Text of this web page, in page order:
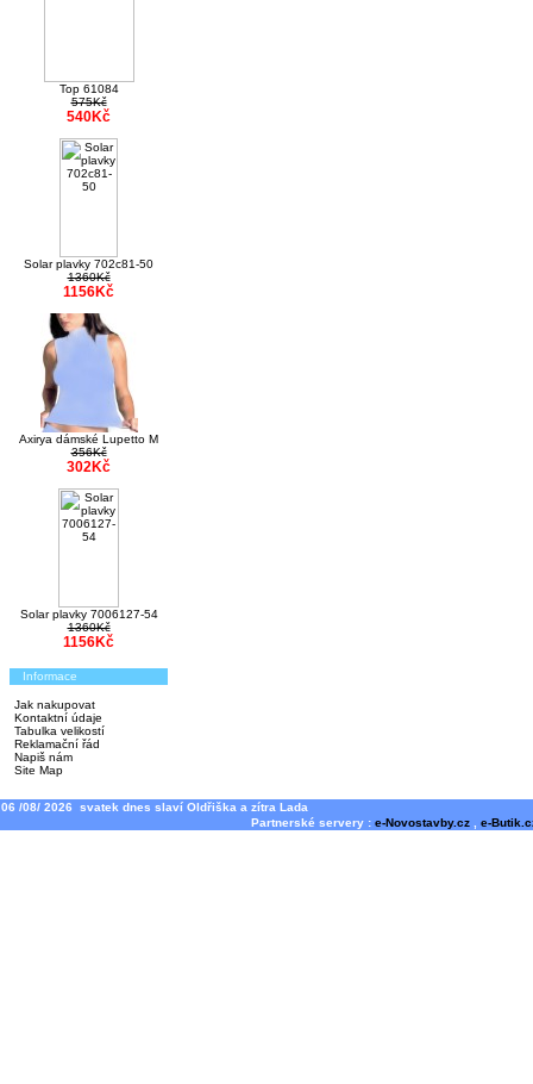
Top 61084
575Kč
540Kč
Solar plavky 702c81-50
1360Kč
1156Kč
Axirya dámské Lupetto M
356Kč
302Kč
Solar plavky 7006127-54
1360Kč
1156Kč
Informace
Jak nakupovat
Kontaktní údaje
Tabulka velikostí
Reklamační řád
Napiš nám
Site Map
06 /08/ 2026 svatek dnes slaví Oldřiška a zítra Lada
Partnerské servery : e-Novostavby.cz e-